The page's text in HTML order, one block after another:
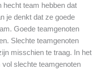
hecht team hebben dat
je denkt dat ze goede
Goede teamgenoten
Slechte teamgenoten
misschien te traag. In het
slechte teamgenoten